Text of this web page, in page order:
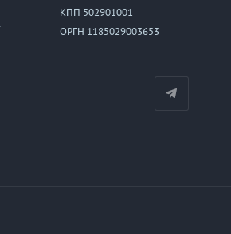
КПП 502901001
ОРГН 1185029003653